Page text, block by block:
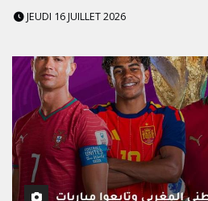
JEUDI 16 JUILLET 2026